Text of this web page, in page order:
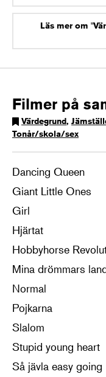
Läs mer om
Filmer på
Värdegrund,
Tonår/skola/sex
Dancing Queen
Giant Little Ones
Girl
Hjärtat
Hobbyhorse
Mina drömmars
Normal
Pojkarna
Slalom
Stupid young heart
Så jävla easy going